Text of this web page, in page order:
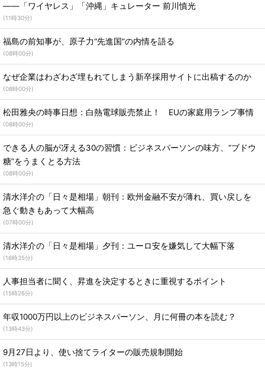
――「ワイヤレス」「沖縄」キュレーター 前川慎光
(11時30分)
福島の前知事が、原子力“先進国”の内情を語る
(08時00分)
なぜ企業はわざわざ埋もれてしまう新卒採用サイトに出稿するのか
(08時00分)
松田雅央の時事日想：白熱電球販売禁止！ EUの家庭用ランプ事情
(08時00分)
できる人の脳が冴える30の習慣：ビジネスパーソンの味方、“ブドウ
糖”をうまくとる方法
(08時00分)
清水洋介の「日々是相場」朝刊：欧州金融不安が薄れ、買い戻しを
急ぐ動きもあって大幅高
(07時00分)
清水洋介の「日々是相場」夕刊：ユーロ安を嫌気して大幅下落
(16時35分)
人事担当者に聞く、昇進を決定するときに重視するポイント
(15時26分)
年収1000万円以上のビジネスパーソン、月に何冊の本を読む？
(13時43分)
9月27日より、使い捨てライターの販売規制開始
(13時15分)